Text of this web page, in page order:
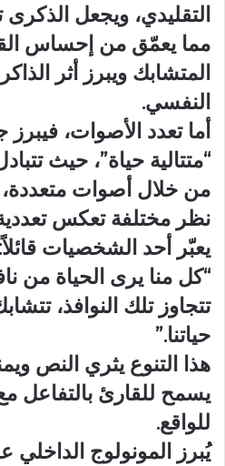
التقليدي، ويجعل
مما يعمّق من إحساس
المتشابك ويبرز أثر
النفسي.
أما تعدد الأصوات، فيبرز
“متتالية حياة”، حيث
من خلال أصوات
نظر مختلفة تعكس تعددية
يعبّر أحد الشخصيات قائلاً:
“كل منا يرى الحياة من
تتجاوز تلك النوافذ،
حياتنا.”
هذا التنوع يثري النص
يسمح للقارئ بالتفاعل
للواقع.
يُبرز المونولوج